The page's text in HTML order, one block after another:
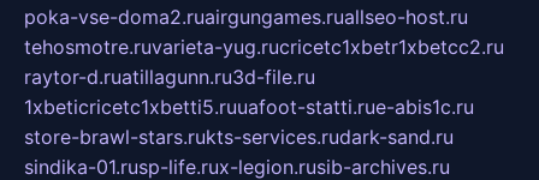
poka-vse-doma2.ruairgungames.ruallseo-host.ru
tehosmotre.ruvarieta-yug.rucricetc1xbetr1xbetcc2.ru
raytor-d.ruatillagunn.ru3d-file.ru
1xbeticricetc1xbetti5.ruuafoot-statti.rue-abis1c.ru
store-brawl-stars.rukts-services.rudark-sand.ru
sindika-01.rusp-life.rux-legion.rusib-archives.ru